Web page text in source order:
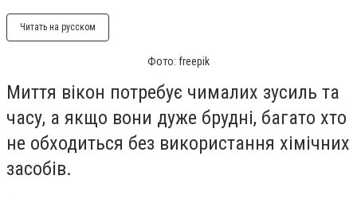
Читать на русском
Фото: freepik
Миття вікон потребує чималих зусиль та
часу, а якщо вони дуже брудні, багато хто
не обходиться без використання хімічних
засобів.